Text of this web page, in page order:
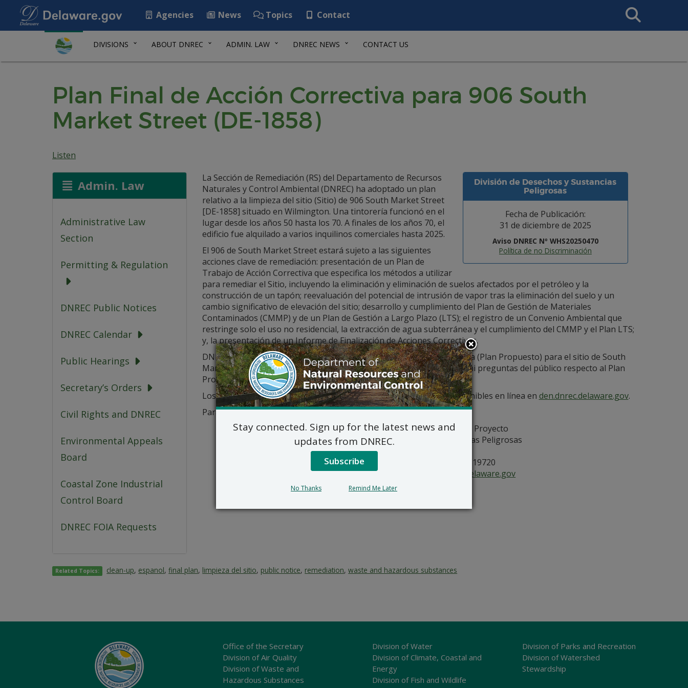
Agencies News Topics Contact
Search
This
DIVISIONS ABOUT DNREC ADMIN. LAW DNREC NEWS CONTACT US
Plan Final de Acción Correctiva para 906 South
Market Street (DE-1858)
Listen
Admin. Law
Administrative Law
Section
Permitting & Regulation
DNREC Public Notices
DNREC Calendar
Public Hearings
Secretary’s Orders
Civil Rights and DNREC
Environmental Appeals
Board
Coastal Zone Industrial
Control Board
DNREC FOIA Requests
División de Desechos y Sustancias
Peligrosas
Fecha de Publicación:
31 de diciembre de 2025
Aviso DNREC Nº WHS20250470
Política de no Discriminación
La Sección de Remediación (RS) del Departamento de Recursos
Naturales y Control Ambiental (DNREC) ha adoptado un plan
relativo a la limpieza del sitio (Sitio) de 906 South Market Street
[DE-1858] situado en Wilmington. Una tintorería funcionó en el
lugar desde los años 50 hasta los 70. A finales de los años 70, el
edificio fue alquilado a varios inquilinos comerciales hasta 2025.
El 906 de South Market Street estará sujeto a las siguientes
acciones clave de remediación: presentación de un Plan de
Trabajo de Acción Correctiva que especifica los métodos a utilizar
para remediar el Sitio, incluyendo la eliminación y eliminación de suelos afectados por el petróleo y la
construcción de un tapón; reevaluación del potencial de intrusión de vapor tras la eliminación del suelo y un
cambio significativo de elevación del sitio; desarrollo y cumplimiento del Plan de Gestión de Materiales
Contaminados (CMMP) y de un Plan de Gestión a Largo Plazo (LTS); el registro de un Convenio Ambiental que
restringe solo el uso no residencial, la extracción de agua subterránea y el cumplimiento del CMMP y el Plan LTS;
y, la presentación de un Informe de Finalización de Acciones Correctivas.
DNREC emitió un aviso público del Plan Propuesto de Acción Correctiva (Plan Propuesto) para el sitio de South
Market Street 906 el 26 de noviembre de 2025. No hubo comentarios ni preguntas del público respecto al Plan
Propuesto.
Los detalles del Plan Final de Acción Correctiva (Plan Final) están disponibles en línea en den.dnrec.delaware.gov.
Para más información, por favor contacte con:
Morgan McGee-Solomon, Gestora de Proyecto
DNREC – División de Residuos y Sustancias Peligrosas
Sección de Remediación
391 Lukens Drive, New Castle, DE 19720
DNREC_WHS_REMEDIATIONINBOX@delaware.gov
302-395-2600
Related Topics: clean-up, espanol,final plan, limpieza del sitio, public notice, remediation,waste and hazardous substances
Office of the Secretary
Division of Air Quality
Division of Waste and
Hazardous Substances
Division of Water
Division of Climate, Coastal and
Energy
Division of Fish and Wildlife
Division of Parks and Recreation
Division of Watershed
Stewardship
Stay connected. Sign up for the latest news and
updates from DNREC.
Subscribe
No Thanks Remind Me Later